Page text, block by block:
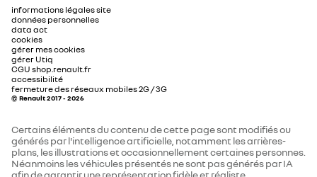
informations légales site
données personnelles
data act
cookies
gérer mes cookies
gérer Utiq
CGU shop.renault.fr
accessibilité
fermeture des réseaux mobiles 2G / 3G
© Renault 2017 - 2026
Certains éléments du contenu de cette page sont modifiés ou
générés par l'intelligence artificielle, notamment les arrières-
plans, les illustrations et occasionnellement certaines personnes.
Néanmoins les véhicules présentés ne sont pas générés par IA